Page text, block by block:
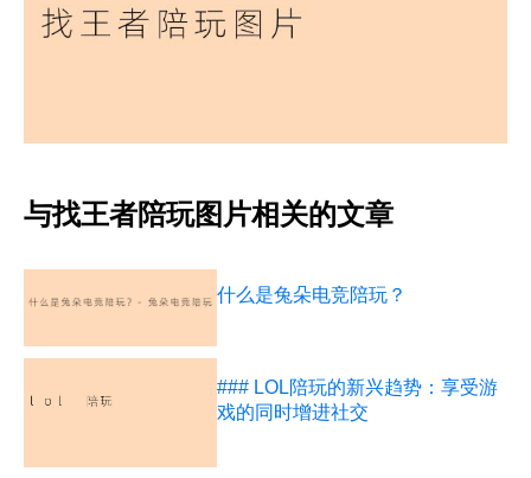
与找王者陪玩图片相关的文章
什么是兔朵电竞陪玩？
### LOL陪玩的新兴趋势：享受游
戏的同时增进社交